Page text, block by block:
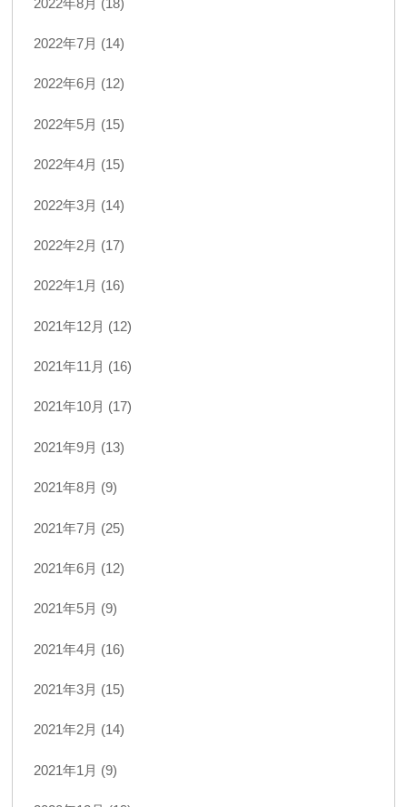
2022年7月 (14)
2022年6月 (12)
2022年5月 (15)
2022年4月 (15)
2022年3月 (14)
2022年2月 (17)
2022年1月 (16)
2021年12月 (12)
2021年11月 (16)
2021年10月 (17)
2021年9月 (13)
2021年8月 (9)
2021年7月 (25)
2021年6月 (12)
2021年5月 (9)
2021年4月 (16)
2021年3月 (15)
2021年2月 (14)
2021年1月 (9)